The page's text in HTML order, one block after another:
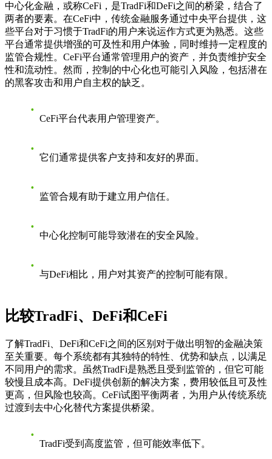
中心化金融，或称CeFi，是TradFi和DeFi之间的桥梁，结合了
两者的要素。在CeFi中，传统金融服务通过中央平台提供，这
些平台对于习惯于TradFi的用户来说运作方式更为熟悉。这些
平台通常提供增强的可及性和用户体验，同时维持一定程度的
监管合规性。CeFi平台通常管理用户的资产，并负责维护安全
性和流动性。然而，控制的中心化也可能引入风险，包括潜在
的黑客攻击和用户自主权的缺乏。
CeFi平台代表用户管理资产。
它们通常提供客户支持和友好的界面。
监管合规有助于建立用户信任。
中心化控制可能导致潜在的安全风险。
与DeFi相比，用户对其资产的控制可能有限。
比较TradFi、DeFi和CeFi
了解TradFi、DeFi和CeFi之间的区别对于做出明智的金融决策
至关重要。每个系统都有其独特的特性、优势和缺点，以满足
不同用户的需求。虽然TradFi是熟悉且受到监管的，但它可能
较慢且成本高。DeFi提供创新的解决方案，费用较低且可及性
更高，但风险也较高。CeFi试图平衡两者，为用户从传统系统
过渡到去中心化替代方案提供桥梁。
TradFi受到高度监管，但可能效率低下。